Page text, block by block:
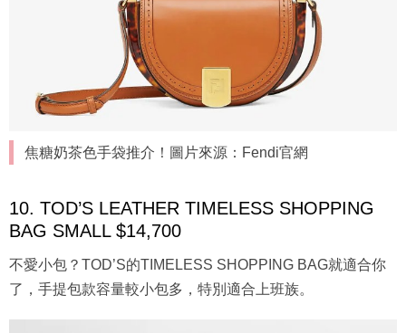
焦糖奶茶色手袋推介！圖片來源：Fendi官網
10. TOD’S LEATHER TIMELESS SHOPPING
BAG SMALL $14,700
不愛小包？TOD’S的TIMELESS SHOPPING BAG就適合你
了，手提包款容量較小包多，特別適合上班族。